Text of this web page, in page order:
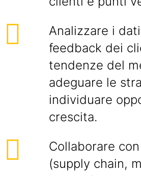
Analizzare i
feedback dei
tendenze del
adeguare le
individuare
crescita.
Collaborare
(supply chain,